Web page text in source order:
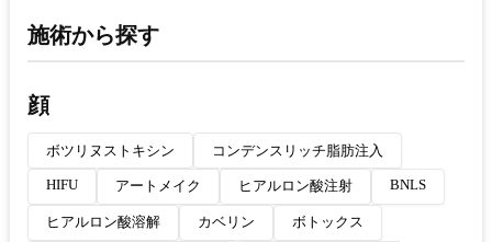
施術から探す
顔
ボツリヌストキシン コンデンスリッチ脂肪注入
HIFU アートメイク ヒアルロン酸注射 BNLS
ヒアルロン酸溶解 カベリン ボトックス